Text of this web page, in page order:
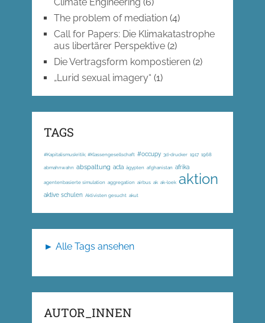
The problem of mediation(4)
Call for Papers: Die Klimakatastrophe
aus libertärer Perspektive(2)
Die Vertragsform kompostieren(2)
„Lurid sexual imagery“ (1)
TAGS
#Kapitalismuskritik; #Klassengesellschaft #occupy 3d-drucker 1917 1968
abmahnwahn abspaltung acta ägypten afghanistan afrika
agentenbasierte simulation aggregation airbus ak ak-loek aktion
aktive schulen Aktivisten gesucht akut
► Alle Tags ansehen
AUTOR_INNEN